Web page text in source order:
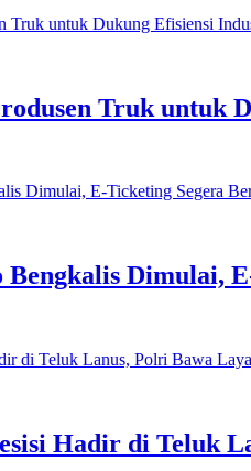
Truk untuk
Dimulai,
Hadir di Teluk